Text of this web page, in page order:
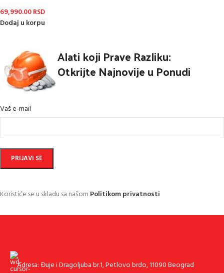
69,990.00RSD
Dodaj u korpu
Alati koji Prave Razliku:
Otkrijte Najnovije u Ponudi
Vaš e-mail
Koristiće se u skladu sa našom Politikom privatnosti
Adresa: Đuje i Dragoljuba br.1, Petlovo brdo, 11090 Beograd